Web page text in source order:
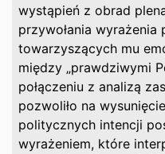
wystąpień z obrad
przywołania wyrażenia
towarzyszących mu
między „prawdziwymi
połączeniu z analizą
pozwoliło na
politycznych intencji
wyrażeniem, które